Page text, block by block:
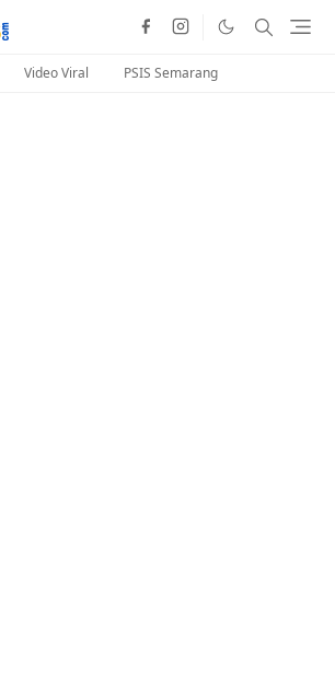
Video Viral PSIS Semarang